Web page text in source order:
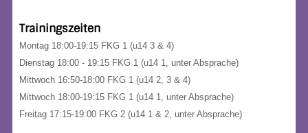
Trainingszeiten
Montag 18:00-19:15 FKG 1 (u14 3 & 4)
Dienstag 18:00 - 19:15 FKG 1 (u14 1, unter Absprache)
Mittwoch 16:50-18:00 FKG 1 (u14 2, 3 & 4)
Mittwoch 18:00-19:15 FKG 1 (u14 1, unter Absprache)
Freitag 17:15-19:00 FKG 2 (u14 1 & 2, unter Absprache)